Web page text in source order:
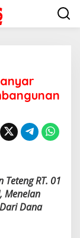
RT. 01
Menelan
Dana